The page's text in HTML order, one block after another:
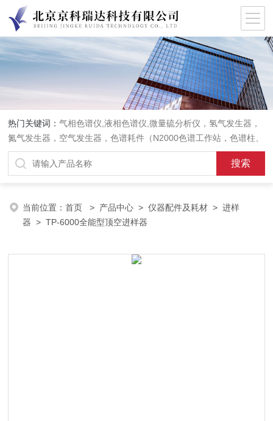
热门关键词：气相色谱仪,液相色谱仪,微量硫分析仪，氢气发生器，
氮气发生器，空气发生器，色谱耗件（N2000色谱工作站，色谱柱、
阀件、进样器、色谱担体），顶空进样器，热解析仪，紫外分光光度
计，原子吸收分光光度计，傅立叶红外光谱仪，分析天平等常规实验
当前位置：首页 > 产品中心 >仪器配件及耗材 >进样
器 > TP-6000全能型顶空进样器